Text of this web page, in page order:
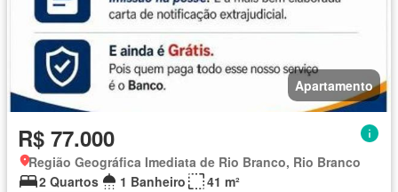
Apartamento
R$ 77.000
Região Geográfica Imediata de Rio Branco, Rio Branco
2 Quartos
1 Banheiro
41 m²